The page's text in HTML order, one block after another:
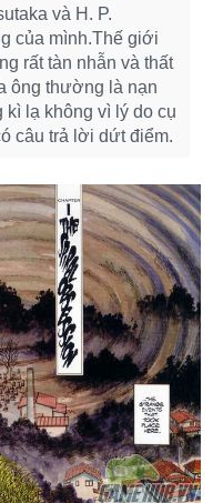
và H. P.
của mình.Thế giới
rất tàn nhẫn và thất
ông thường là nạn
lạ không vì lý do cụ
câu trả lời dứt điểm.